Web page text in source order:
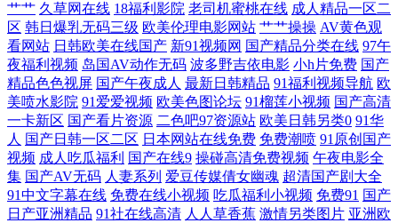
网站 欧美成性交jH片 男人天堂社区 加勒比激情综合 超碰在视 91偷拍视频
网址 午夜性網 亚洲国三视频 日韩首页 欧美bb 九九这只有精品 东京热无
套内射 成人91看片软件 www麻豆tv 91性吧 亚洲性爱欧美 日韩A∨小电影
天天操B视频 日韩色网络 美女18禁无遮挡 韩国av理论午夜 超碰在线观看
97 成人骚网 AA福利在线观看 91精品影视区 五月亭久久 91操碰 亚洲人成
艹艹 久草网在线 18福利影院 老司机蜜桃在线 成人精品一区二
区 韩日爆乳无码三级 欧美伦理电影网站 艹艹操操 AV黄色观
看网站 日韩欧美在线国产 新91视频网 国产精品分类在线 97午
夜福利视频 岛国AV动作无码 波多野吉依电影 小h片免费 国产
精品色色视屏 国产午夜成人 最新日韩精品 91福利视频导航 欧
美喷水影院 91爱爱视频 欧美色图论坛 91榴莲小视频 国产高清
一卡新区 国产看片资源 二色吧97资源站 欧美日韩另类0 91华
人 国产日韩一区二区 日本网站在线免费 免费潮喷 91原创国产
视频 成人吃瓜福利 国产在线9 操碰高清免费视频 午夜电影全
集 国产AV无码 人妻系列 爱豆传媒倩女幽魂 超清国产剧大全
91中文字幕在线 免费在线小视频 吃瓜福利小视频 免费91 国产
日产亚洲精品 91社在线高清 人人草香蕉 激情另类图片 亚洲欧